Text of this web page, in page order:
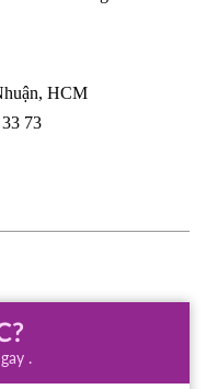
HCM
73
.